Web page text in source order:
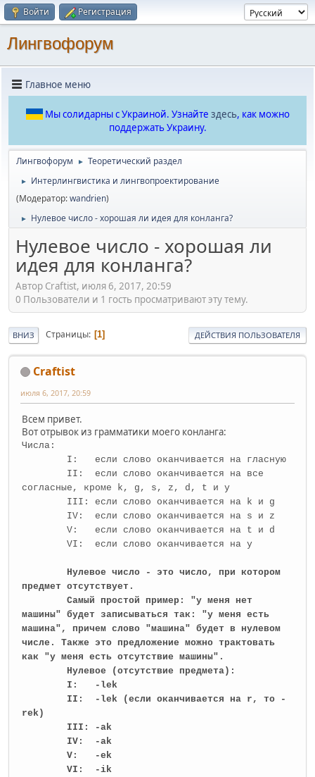
Войти Регистрация
Лингвофорум
Главное меню
Мы солидарны с Украиной. Узнайте здесь, как можно
поддержать Украину.
Лингвофорум ► Теоретический раздел
►
Интерлингвистика и лингвопроектирование
(Модератор:wandrien)
► Нулевое число - хорошая ли идея для конланга?
Нулевое число - хорошая ли
идея для конланга?
Автор Craftist, июля 6, 2017, 20:59
0 Пользователи и 1 гость просматривают эту тему.
ВНИЗ Страницы 1 ДЕЙСТВИЯ ПОЛЬЗОВАТЕЛЯ
Craftist
июля 6, 2017, 20:59
Всем привет.
Вот отрывок из грамматики моего конланга:
Числа:
I: если слово оканчивается на гласную
II: если слово оканчивается на все
согласные, кроме k, g, s, z, d, t и y
III: если слово оканчивается на k и g
IV: если слово оканчивается на s и z
V: если слово оканчивается на t и d
VI: если слово оканчивается на y
Нулевое число - это число, при котором
предмет отсутствует.
Самый простой пример: "у меня нет
машины" будет записываться так: "у меня есть
машина", причем слово "машина" будет в нулевом
числе. Также это предложение можно трактовать
как "у меня есть отсутствие машины".
Нулевое (отсутствие предмета):
I: -lek
II: -lek (если оканчивается на r, то -
rek)
III: -ak
IV: -ak
V: -ek
VI: -ik